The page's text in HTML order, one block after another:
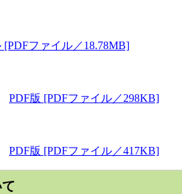
[PDFファイル／18.78MB]
PDF版 [PDFファイル／298KB]
PDF版 [PDFファイル／417KB]